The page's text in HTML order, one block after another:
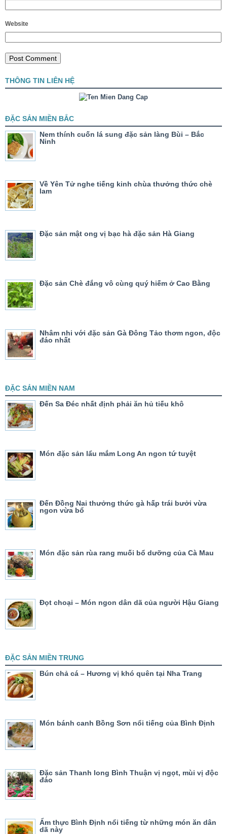
Website
THÔNG TIN LIÊN HỆ
ĐẶC SẢN MIỀN BẮC
Nem thính cuốn lá sung đặc sản làng Bùi – Bắc
Ninh
Về Yên Tử nghe tiếng kinh chùa thưởng thức chè
lam
Đặc sản mật ong vị bạc hà đặc sản Hà Giang
Đặc sản Chè đắng vô cùng quý hiếm ở Cao Bằng
Nhâm nhi với đặc sản Gà Đông Tảo thơm ngon, độc
đáo nhất
ĐẶC SẢN MIỀN NAM
Đến Sa Đéc nhất định phải ăn hủ tiếu khô
Món đặc sản lẩu mắm Long An ngon tứ tuyệt
Đến Đồng Nai thưởng thức gà hấp trái bưởi vừa
ngon vừa bổ
Món đặc sản rùa rang muối bổ dưỡng của Cà Mau
Đọt choại – Món ngon dân dã của người Hậu Giang
ĐẶC SẢN MIỀN TRUNG
Bún chả cá – Hương vị khó quên tại Nha Trang
Món bánh canh Bồng Sơn nổi tiếng của Bình Định
Đặc sản Thanh long Bình Thuận vị ngọt, mùi vị độc
đáo
Ẩm thực Bình Định nổi tiếng từ những món ăn dân
dã này